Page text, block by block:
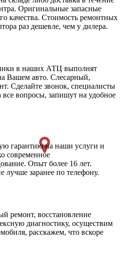
Оригинальные запасные
качества. Стоимость ремонтных
раз дешевле, чем у дилера.
в наших АТЦ выполнят
Вашем авто. Слесарный,
Сделайте звонок, специалисты
вопросы, запишут на удобное
гарантию на наши услуги и
современное
Опыт более 16 лет.
лучше заранее по телефону.
ремонт, восстановление
диагностику, осуществим
расскажем, что вскоре